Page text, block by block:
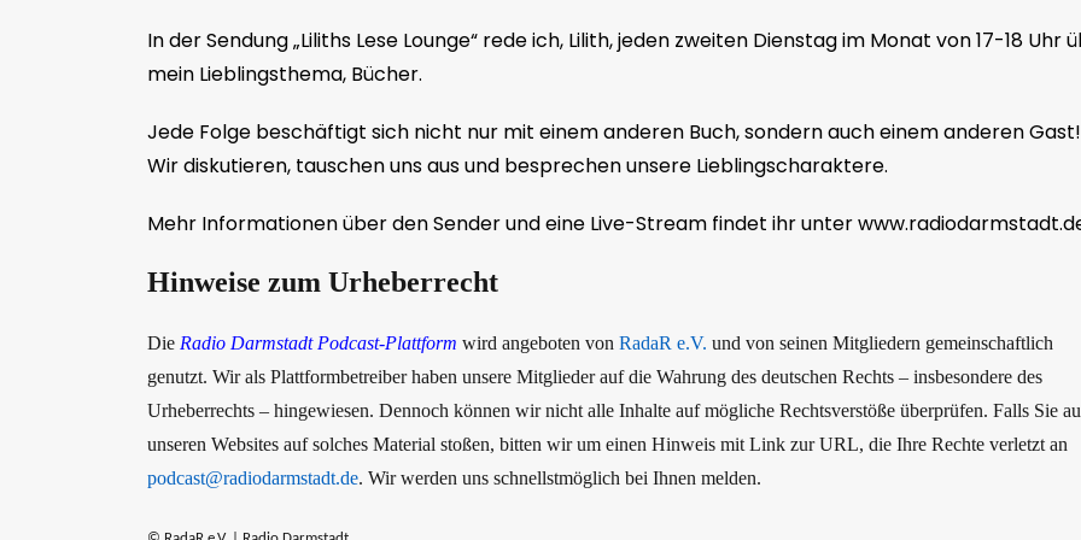
In der Sendung „Liliths Lese Lounge“ rede ich, Lilith, jeden zweiten Dienstag im Monat von 17-18 Uhr
mein Lieblingsthema, Bücher.
Jede Folge beschäftigt sich nicht nur mit einem anderen Buch, sondern auch einem anderen Gast!
Wir diskutieren, tauschen uns aus und besprechen unsere Lieblingscharaktere.
Mehr Informationen über den Sender und eine Live-Stream findet ihr unter
Hinweise zum Urheberrecht
Die Radio Darmstadt Podcast-Plattform wird angeboten von RadaR e.V. und von seinen Mitgliedern gemeinschaftlich
genutzt. Wir als Plattformbetreiber haben unsere Mitglieder auf die Wahrung des deutschen Rechts – insbesondere des
Urheberrechts – hingewiesen. Dennoch können wir nicht alle Inhalte auf mögliche Rechtsverstöße überprüfen. Falls Sie
unseren Websites auf solches Material stoßen, bitten wir um einen Hinweis mit Link zur URL, die Ihre Rechte verletzt an
podcast@radiodarmstadt.de. Wir werden uns schnellstmöglich bei Ihnen melden.